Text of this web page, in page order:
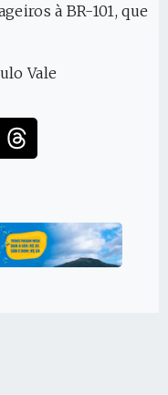
à BR-101, que
Vale